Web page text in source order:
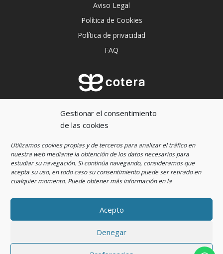
Gestionar el consentimiento
de las cookies
Utilizamos cookies propias y de terceros para analizar el tráfico en
nuestra web mediante la obtención de los datos necesarios para
estudiar su navegación. Si continúa navegando, consideramos que
acepta su uso, en todo caso su consentimiento puede ser retirado en
cualquier momento. Puede obtener más información en la
Acepto
Denegar
Aviso Legal
Política de Cookies
Política de privacidad
FAQ
Aprender a escucharnos es imprescindible para
crecer.
© 2022 Cotera Educación by
Smartbound